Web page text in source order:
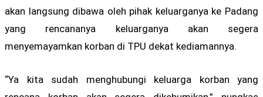
akan langsung dibawa oleh pihak keluarganya ke Padang
yang rencananya keluarganya akan segera
menyemayamkan korban di TPU dekat kediamannya.
“Ya kita sudah menghubungi keluarga korban yang